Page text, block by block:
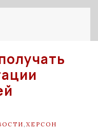
ХЕРСОН